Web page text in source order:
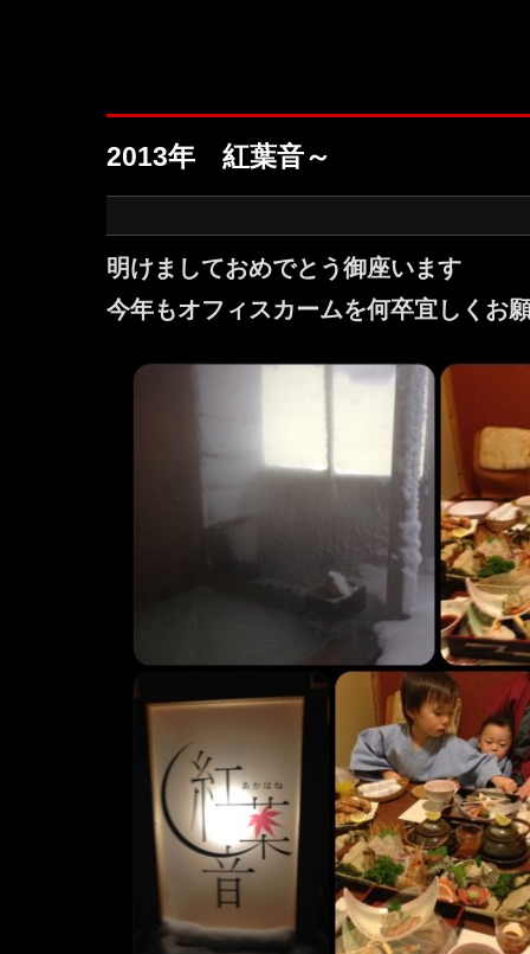
2013年 紅葉音～
明けましておめでとう御座います
今年もオフィスカームを何卒宜しくお